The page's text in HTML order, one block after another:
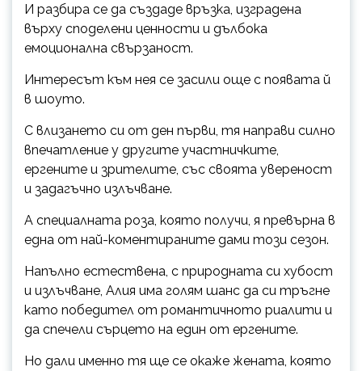
И разбира се да създаде връзка, изградена
върху споделени ценности и дълбока
емоционална свързаност.
Интересът към нея се засили още с появата й
в шоуто.
С влизането си от ден първи, тя направи силно
впечатление у другите участничките,
ергените и зрителите, със своята увереност
и задагъчно излъчване.
А специалната роза, която получи, я превърна в
една от най-коментираните дами този сезон.
Напълно естествена, с природната си хубост
и излъчване, Алия има голям шанс да си тръгне
като победител от романтичното риалити и
да спечели сърцето на един от ергените.
Но дали именно тя ще се окаже жената, която